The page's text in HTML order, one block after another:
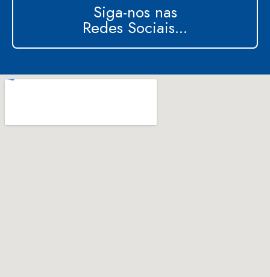
Siga-nos nas
Redes Sociais...